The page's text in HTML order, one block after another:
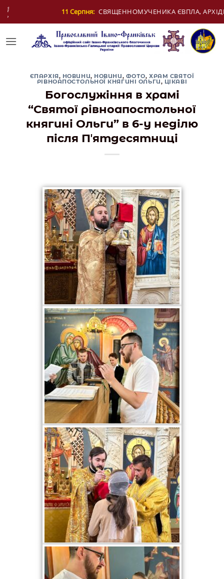
Skip
СВЯЩЕННОМУЧЕНИКА ЄВПЛА, АРХІДИЯКОНА
ЄПАРХІЯ, НОВИНИ, НОВИНИ, ФОТО,ХРАМ СВЯТОЇ
РІВНОАПОСТОЛЬНОЇ КНЯГИНІ ОЛЬГИ, ЦІКАВІ
Богослужіння в храмі
“Святої рівноапостольної
княгині Ольги” в 6-у неділю
після Пʼятдесятниці